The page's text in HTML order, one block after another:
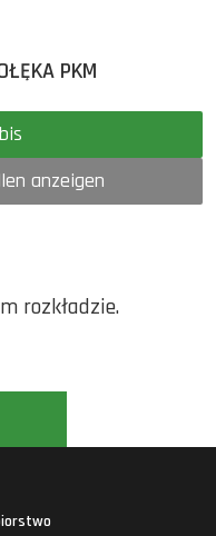
PKM
Gültig von bis
anzeigen
rozkładzie.